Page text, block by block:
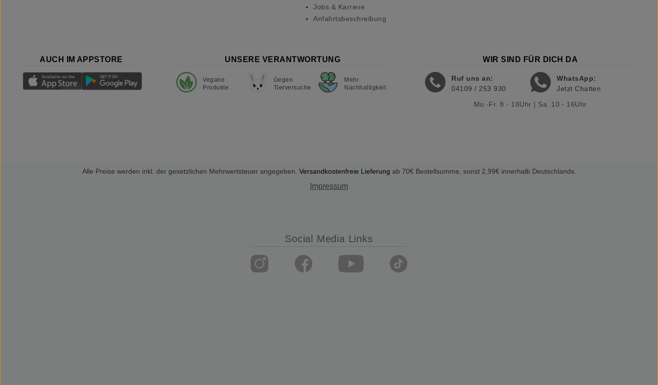
Jobs & Karriere
Anfahrtsbeschreibung
AUCH IM APPSTORE UNSERE VERANTWORTUNG
Vegane
Produkte
Gegen
Tierversuche
Mehr
Nachhaltigkeit
WIR SIND FÜR DICH DA
Ruf uns an:
04109 / 253 930
WhatsApp:
Jetzt Chatten
Mo.-Fr. 8 - 18Uhr | Sa. 10 - 16Uhr
Alle Preise werden inkl. der gesetzlichen Mehrwertsteuer angegeben. Versandkostenfreie Lieferung ab 70€ Bestellsumme, sonst 2,99€ innerhalb Deutschlands.
Impressum
Social Media Links